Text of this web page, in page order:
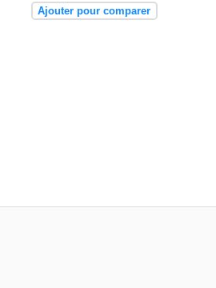
Ajouter pour comparer